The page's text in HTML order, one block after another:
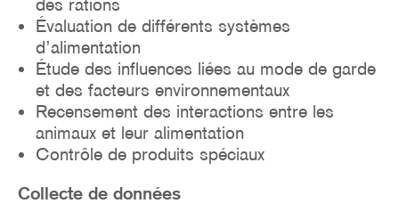
des rations
Évaluation de différents systèmes
d’alimentation
Étude des influences liées au mode de garde
et des facteurs environnementaux
Recensement des interactions entre les
animaux et leur alimentation
Contrôle de produits spéciaux
Collecte de données